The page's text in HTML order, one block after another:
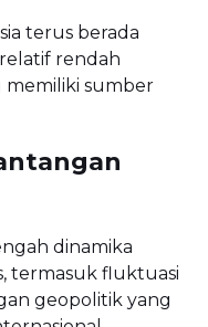
terus berada
rendah
memiliki sumber
dinamika
termasuk fluktuasi
geopolitik yang